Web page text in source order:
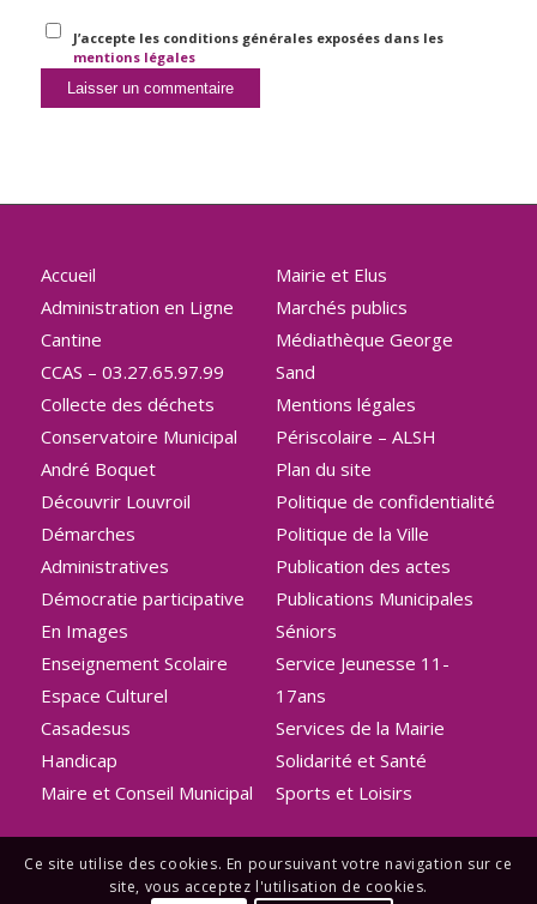
J’accepte les conditions générales exposées dans les
mentions légales
Accueil
Administration en Ligne
Cantine
CCAS – 03.27.65.97.99
Collecte des déchets
Conservatoire Municipal
André Boquet
Découvrir Louvroil
Démarches
Administratives
Démocratie participative
En Images
Enseignement Scolaire
Espace Culturel
Casadesus
Handicap
Maire et Conseil Municipal
Mairie et Elus
Marchés publics
Médiathèque George
Sand
Mentions légales
Périscolaire – ALSH
Plan du site
Politique de confidentialité
Politique de la Ville
Publication des actes
Publications Municipales
Séniors
Service Jeunesse 11-
17ans
Services de la Mairie
Solidarité et Santé
Sports et Loisirs
Ce site utilise des cookies. En poursuivant votre navigation sur ce
site, vous acceptez l'utilisation de cookies.